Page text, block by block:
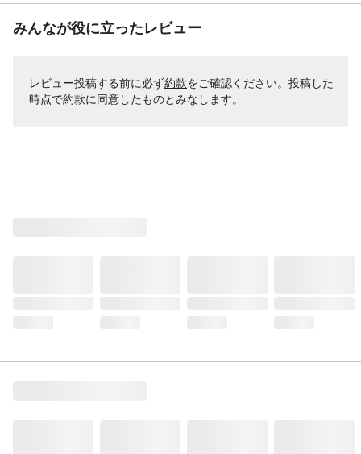
みんなが役に立ったレビュー
レビュー投稿する前に必ず約款をご確認ください。投稿した
時点で約款に同意したものとみなします。